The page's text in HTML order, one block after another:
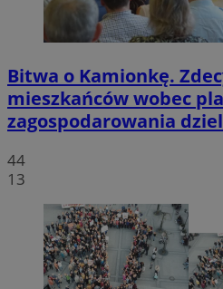
Bitwa o Kamionkę.
mieszkańców wobec
zagospodarowania
44
13